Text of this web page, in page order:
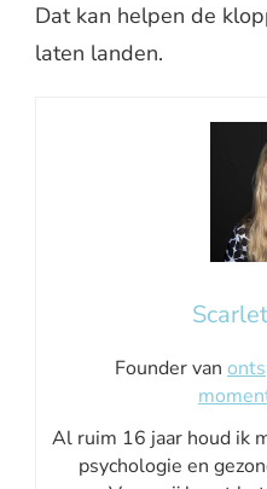
Dat kan helpen de
laten landen.
Founder van
Al ruim 16 jaar houd ik
psychologie en